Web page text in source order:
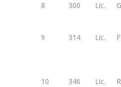
8 300 Lic.
9 314 Lic.
10 346 Lic.